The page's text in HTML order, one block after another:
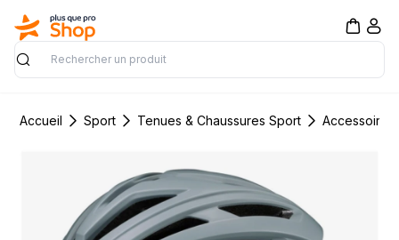
Rechercher
Accueil Sport Tenues & Chaussures Sport Accessoires